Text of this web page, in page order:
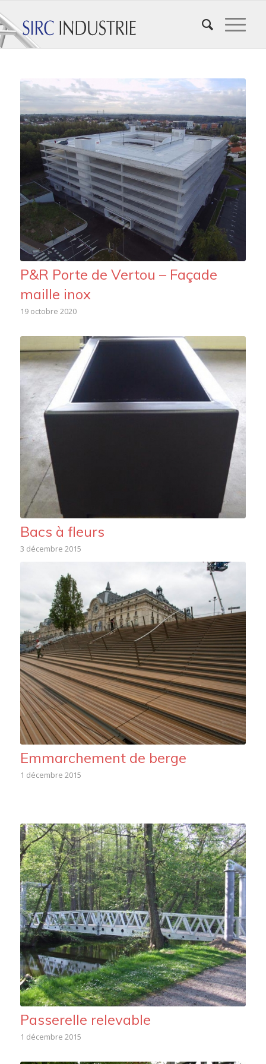
P&R Porte de Vertou – Façade
maille inox
19 octobre 2020
Bacs à fleurs
3 décembre 2015
Emmarchement de berge
1 décembre 2015
Passerelle relevable
1 décembre 2015